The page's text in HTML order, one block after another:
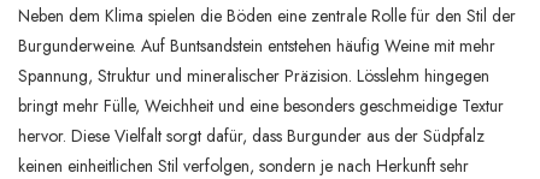
Neben dem Klima spielen die Böden eine zentrale Rolle für den Stil der
Burgunderweine. Auf Buntsandstein entstehen häufig Weine mit mehr
Spannung, Struktur und mineralischer Präzision. Lösslehm hingegen
bringt mehr Fülle, Weichheit und eine besonders geschmeidige Textur
hervor. Diese Vielfalt sorgt dafür, dass Burgunder aus der Südpfalz
keinen einheitlichen Stil verfolgen, sondern je nach Herkunft sehr